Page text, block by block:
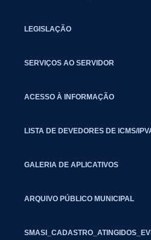
LEGISLAÇÃO
SERVIÇOS AO SERVIDOR
ACESSO À INFORMAÇÃO
LISTA DE DEVEDORES DE ICMS/
GALERIA DE APLICATIVOS
ARQUIVO PÚBLICO MUNICIPAL